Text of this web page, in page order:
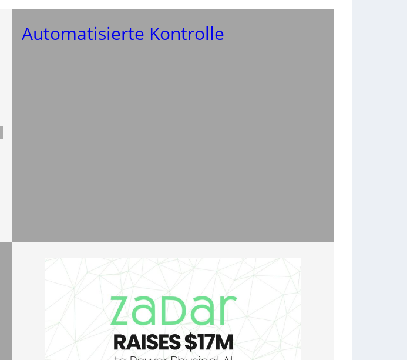
Automatisierte Kontrolle